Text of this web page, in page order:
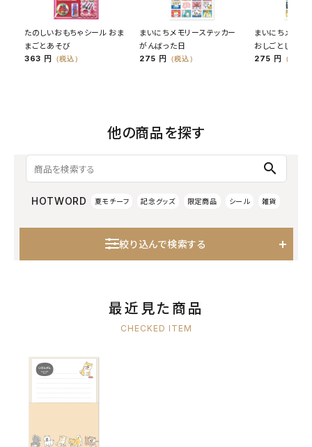
たのしいおもちゃシール おま
まごとあそび
363 円 （税込）
まいにちメモリーステッカー
がんばった日
275 円 （税込）
まいにちメモリ
おしごとした日
275 円 （税込）
他の商品を探す
search
HOTWORD 夏モチーフ 記念グッズ 限定商品 シール 雑貨
絞り込んで検索する
最近見た商品
CHECKED ITEM